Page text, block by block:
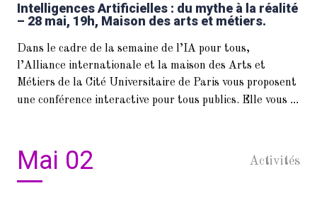
Intelligences Artificielles : du mythe à la réalité
– 28 mai, 19h, Maison des arts et métiers.
Dans le cadre de la semaine de l’IA pour tous,
l’Alliance internationale et la maison des Arts et
Métiers de la Cité Universitaire de Paris vous proposent
une conférence interactive pour tous publics. Elle vous ...
Mai 02 Activités